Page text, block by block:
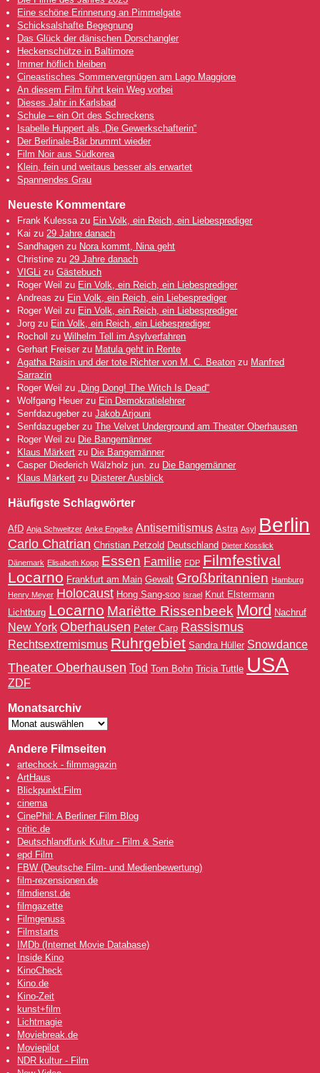
Eine schöne Erinnerung an Pimmelgate
Schicksalshafte Begegnung
Das Glück der dänischen Dorschangler
Heckenschütze in Baltimore
Immer höflich bleiben
Cineastisches Sommervergnügen am Lago Maggiore
An diesem Film führt kein Weg vorbei
Dieses Jahr in Karlsbad
Schule – ein Ort des Schreckens
Isabelle Huppert als „Die Gewerkschafterin“
Der Berlinale-Bär brummt wieder
Film Noir aus Südkorea
Klein, fein und weitaus besser als erwartet
Spannendes Grau
Neueste Kommentare
Frank Kulessa zu Ein Volk, ein Reich, ein Liebesprediger
Kai zu 29 Jahre danach
Sandhagen zu Nora kommt, Nina geht
Christine zu 29 Jahre danach
VIGLi zuGästebuch
Roger Weil zu Ein Volk, ein Reich, ein Liebesprediger
Andreas zu Ein Volk, ein Reich, ein Liebesprediger
Roger Weil zu Ein Volk, ein Reich, ein Liebesprediger
Jorg zu Ein Volk, ein Reich, ein Liebesprediger
Rocholl
zuWilhelm Tell im Asylverfahren
Gerhart Freiser zu Matula geht in Rente
Agatha Raisin und der tote Richter von M. C. Beaton zu Manfred
Sarrazin
Roger Weil zu
„Ding Dong! The Witch Is Dead“
Wolfgang Heuer zu Ein Demokratielehrer
Senfdazugeber zuJakob Arjouni
Senfdazugeber zuThe Velvet Underground am Theater Oberhausen
Roger Weil zu Die Bangemänner
Klaus Märkert zu Die Bangemänner
Casper Diederich Wälzholz jun. zu Die Bangemänner
Klaus Märkert zu Düsterer Ausblick
Häufigste Schlagwörter
AfD Anja Schweitzer Anke Engelke Antisemitismus Astra Asyl Berlin
Carlo Chatrian Christian Petzold Deutschland Dieter Kosslick
Dänemark Elisabeth Kopp Essen Familie FDP Filmfestival
Locarno Frankfurt am Main Gewalt Großbritannien Hamburg
Henry Meyer Holocaust Hong Sang-soo Israel Knut Elstermann
Lichtburg Locarno Mariëtte Rissenbeek Mord Nachruf
New York Oberhausen Peter Carp Rassismus
Rechtsextremismus Ruhrgebiet Sandra Hüller Snowdance
Theater Oberhausen Tod Tom Bohn Tricia Tuttle USA
ZDF
Monatsarchiv
Andere Filmseiten
artechock - filmmagazin
ArtHaus
Blickpunkt:Film
cinema
CinePhil: A Berliner Film Blog
critic.de
Deutschlandfunk Kultur - Film & Serie
epd Film
FBW (Deutsche Film- und Medienbewertung)
film-rezensionen.de
filmdienst.de
filmgazette
Filmgenuss
Filmstarts
IMDb (Internet Movie Database)
Inside Kino
KinoCheck
Kino.de
Kino-Zeit
kunst+film
Lichtmagie
Moviebreak.de
Moviepilot
NDR kultur - Film